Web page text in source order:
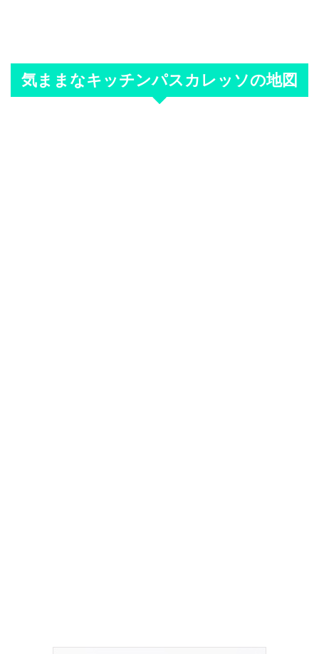
気ままなキッチンパスカレッソの地図